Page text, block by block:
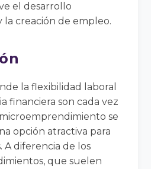
el desarrollo
la creación de empleo.
la flexibilidad laboral
financiera son cada vez
se
opción atractiva para
A diferencia de los
que suelen